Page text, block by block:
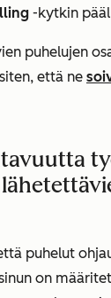
-kytkin
puhelujen
että ne
puhelut
on